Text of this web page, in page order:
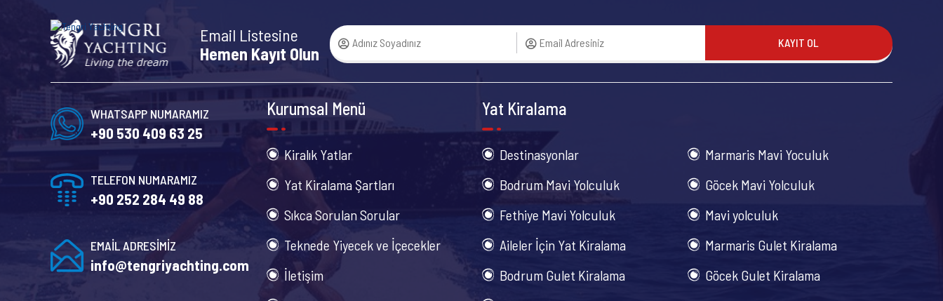
Email Listesine
Hemen Kayıt Olun
KAYIT OL
WHATSAPP NUMARAMIZ
+90 530 409 63 25
TELEFON NUMARAMIZ
+90 252 284 49 88
EMAİL ADRESİMİZ
info@tengriyachting.com
Kurumsal Menü
Kiralık Yatlar
Yat Kiralama Şartları
Sıkca Sorulan Sorular
Teknede Yiyecek ve İçecekler
İletişim
Yat Kiralama
Destinasyonlar
Marmaris Mavi Yoculuk
Bodrum Mavi Yolculuk
Göcek Mavi Yolculuk
Fethiye Mavi Yolculuk
Mavi yolculuk
Aileler İçin Yat Kiralama
Marmaris Gulet Kiralama
Bodrum Gulet Kiralama
Göcek Gulet Kiralama